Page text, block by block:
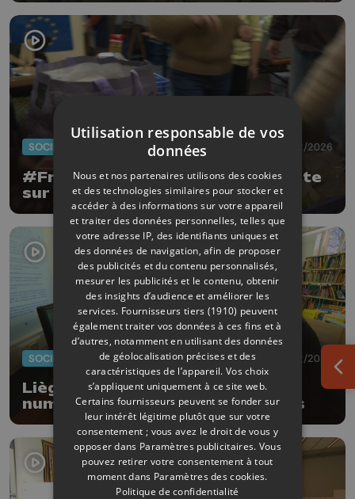
SOCIÉTÉ 16/02/2026
#FrigoVide : la campagne qui alerte
sur la précarité alimentaire
SOCIÉTÉ 09/02/2026
Liège : les espaces publics
numériques toujours plus utilisés
Utilisation responsable de vos
données
Nous et nos partenaires utilisons des cookies
et des technologies similaires pour stocker et
accéder à des informations sur votre appareil
et traiter des données personnelles, telles que
votre adresse IP, des identifiants uniques et
des données de navigation, afin de proposer
des publicités et du contenu personnalisés,
mesurer les publicités et le contenu, obtenir
des insights d’audience et améliorer les
services. Fournisseurs tiers (1910) peuvent
également traiter vos données à ces fins et à
d’autres, notamment en utilisant des données
de géolocalisation précises et des
caractéristiques de l’appareil. Vos choix
s’appliquent uniquement à ce site web.
Certains fournisseurs peuvent se fonder sur
leur intérêt légitime plutôt que sur votre
consentement ; vous avez le droit de vous y
opposer dans Paramètres publicitaires. Vous
pouvez retirer votre consentement à tout
moment dans Paramètres des cookies.
Politique de confidentialité